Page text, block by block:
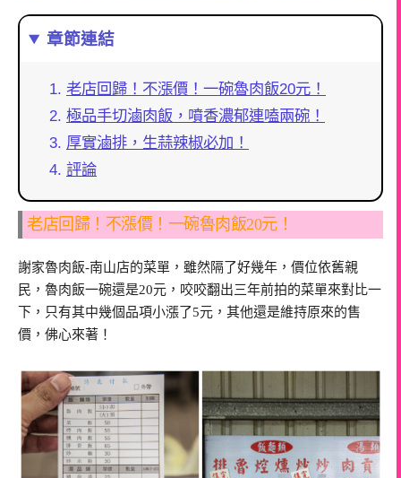
章節連結
老店回歸！不漲價！一碗魯肉飯20元！
極品手切滷肉飯，噴香濃郁連嗑兩碗！
厚實滷排，生蒜辣椒必加！
評論
老店回歸！不漲價！一碗魯肉飯20元！
謝家魯肉飯-南山店的菜單，雖然隔了好幾年，價位依舊親
民，魯肉飯一碗還是20元，咬咬翻出三年前拍的菜單來對比一
下，只有其中幾個品項小漲了5元，其他還是維持原來的售
價，佛心來著！